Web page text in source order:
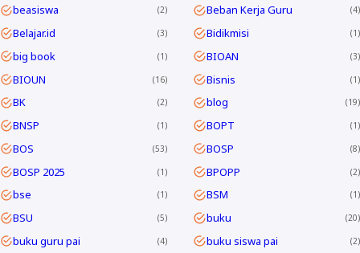
beasiswa 2 Beban Kerja Guru 4
Belajar.id 3 Bidikmisi 1
big book 1 BIOAN 3
BIOUN 16 Bisnis 1
BK 2 blog 19
BNSP 1 BOPT 1
BOS 53 BOSP 8
BOSP 2025 1 BPOPP 2
bse 1 BSM 1
BSU 5 buku 20
buku guru pai 4 buku siswa pai 2